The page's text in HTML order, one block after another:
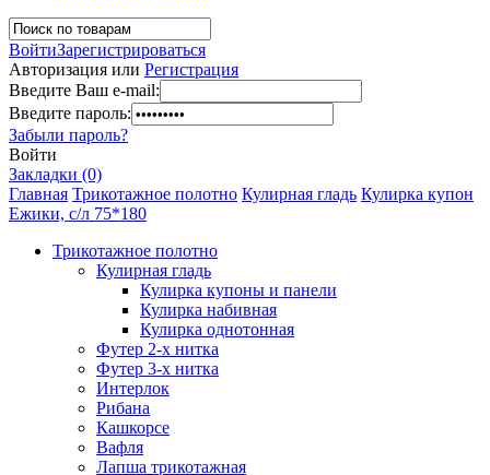
ВойтиЗарегистрироваться
Авторизация или Регистрация
Введите Ваш e-mail:
Введите пароль:
Забыли пароль?
Войти
Закладки (0)
Главная Трикотажное полотно Кулирная гладь Кулирка купон
Ежики, с/л 75*180
Трикотажное полотно
Кулирная гладь
Кулирка купоны и панели
Кулирка набивная
Кулирка однотонная
Футер 2-х нитка
Футер 3-х нитка
Интерлок
Рибана
Кашкорсе
Вафля
Лапша трикотажная